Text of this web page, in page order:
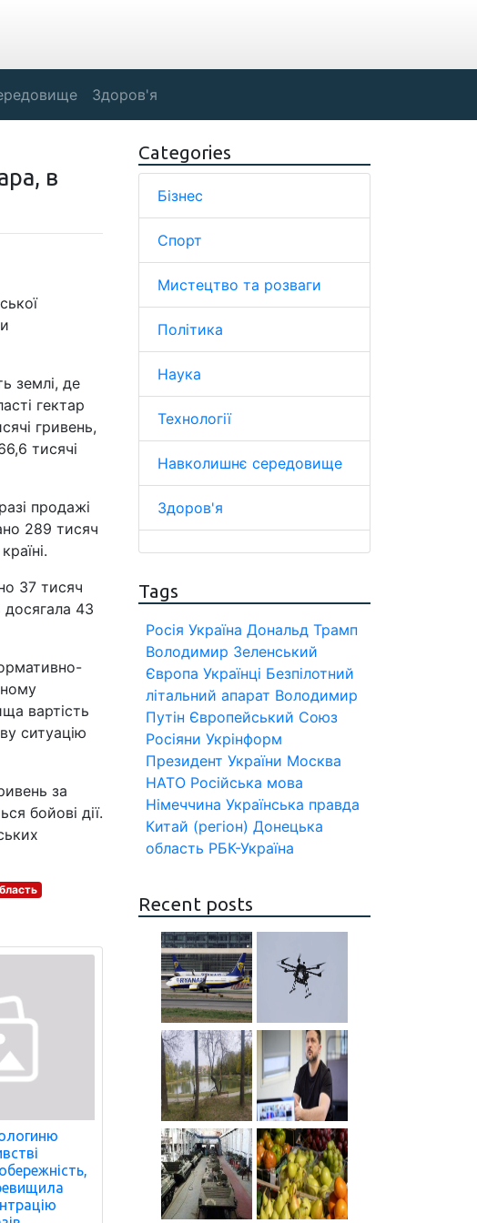
Здоров'я
в
землі, де
гектар
гривень,
тисячі
продажі
289 тисяч
37 тисяч
досягала 43
вартість
ситуацію
за
бойові дії.
Categories
Бізнес
Спорт
Мистецтво та розваги
Політика
Наука
Технології
Навколишнє середовище
Здоров'я
Tags
Росія Україна Дональд Трамп
Володимир Зеленський
Європа Українці Безпілотний
літальний апарат Володимир
Путін Європейський Союз
Росіяни Укрінформ
Президент України Москва
НАТО Російська мова
Німеччина Українська правда
Китай (регіон) Донецька
область РБК-Україна
Recent posts